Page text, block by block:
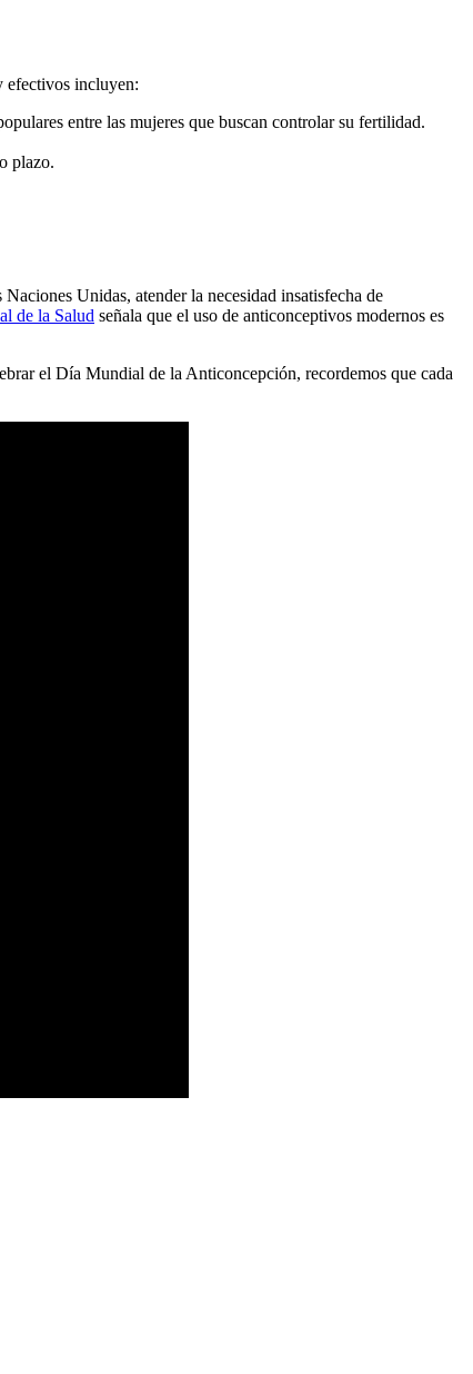
efectivos incluyen:
entre las mujeres que buscan controlar su fertilidad.
plazo.
Unidas, atender la necesidad insatisfecha de
de la Salud señala que el uso de anticonceptivos modernos es
el Día Mundial de la Anticoncepción, recordemos que cada